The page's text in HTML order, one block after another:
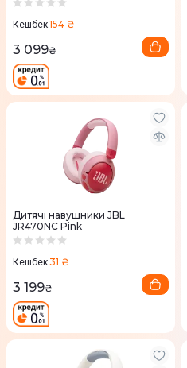
Кешбек154 ₴
3 099₴
Дитячі навушники JBL
JR470NC Pink
Кешбек31 ₴
3 199₴